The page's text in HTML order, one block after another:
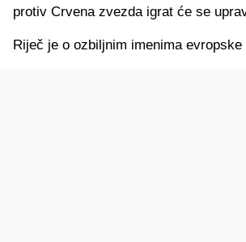
protiv Crvena zvezda igrat će se
Riječ je o ozbiljnim imenima evropske